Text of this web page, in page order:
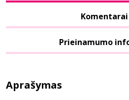
Komentarai
Prieinamumo
Aprašymas